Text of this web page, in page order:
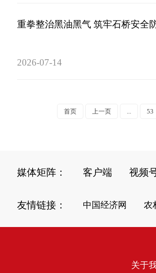
重拳整治黑油黑气 筑牢石桥安全
2026-07-14
首页 上一页 ... 53
媒体矩阵： 客户端 视频
友情链接： 中国经济网 农
关于